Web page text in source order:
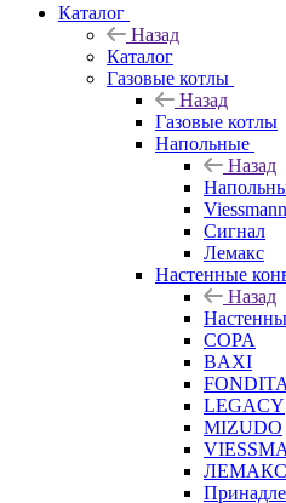
Каталог
Назад
Каталог
Газовые котлы
Назад
Газовые котлы
Напольные
Назад
Viessmann
Сигнал
Лемакс
Настенные
Назад
COPA
BAXI
LEGACY
MIZUDO
ЛЕМАКС